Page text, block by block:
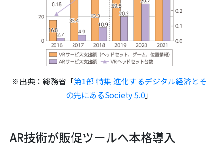
※出典：総務省「第1部 特集 進化するデジタル経済とそ
の先にあるSociety 5.0 」
AR技術が販促ツールへ本格導入